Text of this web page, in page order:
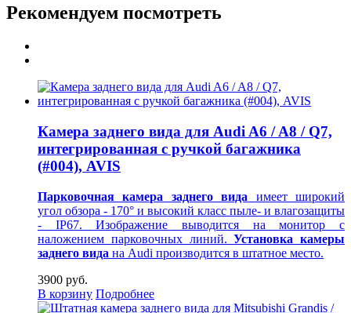
Рекомендуем посмотреть
Камера заднего вида для Audi A6 / A8 / Q7,
интегрированная с ручкой багажника
(#004), AVIS
Парковочная камера заднего вида имеет широкий
угол обзора - 170° и высокий класс пыле- и влагозащиты
- IP67. Изображение выводится на монитор с
наложением парковочных линий.Установка камеры
заднего вида на Audi производится в штатное место.
3900 руб.
В корзину Подробнее